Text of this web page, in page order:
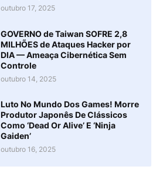
outubro 17, 2025
GOVERNO de Taiwan SOFRE 2,8
MILHÕES de Ataques Hacker por
DIA — Ameaça Cibernética Sem
Controle
outubro 14, 2025
Luto No Mundo Dos Games! Morre
Produtor Japonês De Clássicos
Como ‘Dead Or Alive’ E ‘Ninja
Gaiden’
outubro 16, 2025